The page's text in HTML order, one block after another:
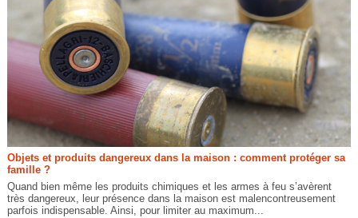
Objets et produits dangereux dans la maison : comment protéger sa
famille ?
Quand bien même les produits chimiques et les armes à feu s’avèrent
très dangereux, leur présence dans la maison est malencontreusement
parfois indispensable. Ainsi, pour limiter au maximum...